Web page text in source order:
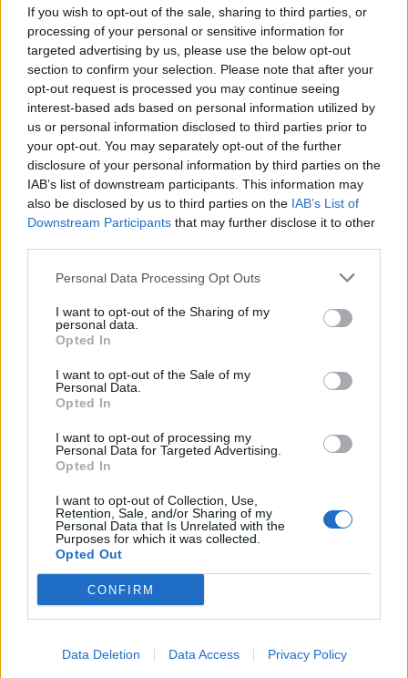
If you wish to opt-out of the sale, sharing to third parties, or
processing of your personal or sensitive information for
targeted advertising by us, please use the below opt-out
section to confirm your selection. Please note that after your
opt-out request is processed you may continue seeing
interest-based ads based on personal information utilized by
us or personal information disclosed to third parties prior to
your opt-out. You may separately opt-out of the further
disclosure of your personal information by third parties on the
IAB’s list of downstream participants. This information may
also be disclosed by us to third parties on the IAB’s List of
Downstream Participants that may further disclose it to other
Personal Data Processing Opt Outs
I want to opt-out of the Sharing of my
personal data.
Opted In
I want to opt-out of the Sale of my
Personal Data.
Opted In
I want to opt-out of processing my
Personal Data for Targeted Advertising.
Opted In
I want to opt-out of Collection, Use,
Retention, Sale, and/or Sharing of my
Personal Data that Is Unrelated with the
Purposes for which it was collected.
Opted Out
CONFIRM
Data Deletion Data Access Privacy Policy
Përshkallëzimi rajonal
sulmet e Huthive shtojnë
rrezikun e zgjerimit të
Tajfuni “Dolphin” prek
anulohen dhe më shumë
se 400 mijë banorë
Turqia vendos kufizime
për disa anije drejt Detit të
Zi, shtohen paqartësitë
për tregtinë detare
Aksident në Peru/
dhe katër të plagosur në
përplasjen midis furgonit
dhe kamionit
Rënia historike e Danubit
Ankaraja u kërkon